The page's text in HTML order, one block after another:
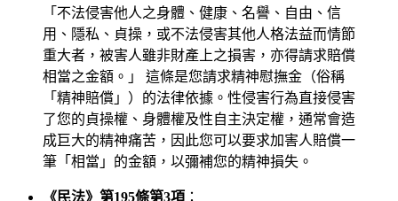
「不法侵害他人之身體、健康、名譽、自由、信
用、隱私、貞操，或不法侵害其他人格法益而情節
重大者，被害人雖非財產上之損害，亦得請求賠償
相當之金額。」 這條是您請求精神慰撫金（俗稱
「精神賠償」）的法律依據。性侵害行為直接侵害
了您的貞操權、身體權及性自主決定權，通常會造
成巨大的精神痛苦，因此您可以要求加害人賠償一
筆「相當」的金額，以彌補您的精神損失。
《民法》第195條第3項 ：